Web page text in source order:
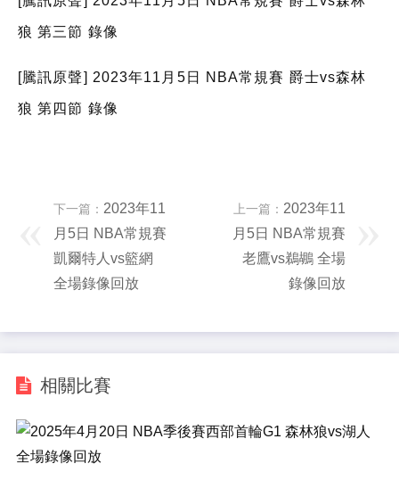
狼 第三節 錄像
[騰訊原聲] 2023年11月5日 NBA常規賽 爵士vs森林
狼 第四節 錄像
下一篇： 2023年11
月5日 NBA常規賽
凱爾特人vs籃網
全場錄像回放
上一篇： 2023年11
月5日 NBA常規賽
老鷹vs鵜鶘 全場
錄像回放
相關比賽